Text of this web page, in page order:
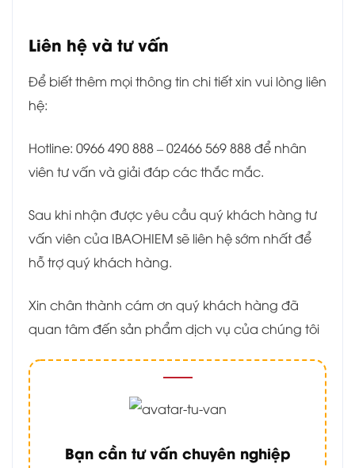
Liên hệ và tư vấn
Để biết thêm mọi thông tin chi tiết xin vui lòng liên
hệ:
Hotline: 0966 490 888 – 02466 569 888 để nhân
viên tư vấn và giải đáp các thắc mắc.
Sau khi nhận được yêu cầu quý khách hàng tư
vấn viên của IBAOHIEM sẽ liên hệ sớm nhất để
hỗ trợ quý khách hàng.
Xin chân thành cám ơn quý khách hàng đã
quan tâm đến sản phẩm dịch vụ của chúng tôi
Bạn cần tư vấn chuyên nghiệp